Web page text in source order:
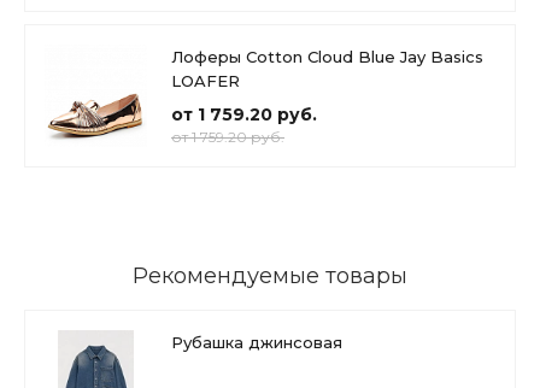
Лоферы Cotton Cloud Blue Jay Basics
LOAFER
от 1 759.20 руб.
от 1 759.20 руб.
Рекомендуемые товары
Рубашка джинсовая